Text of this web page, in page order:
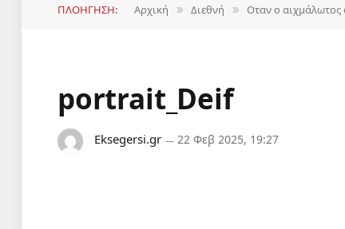
ΠΛΟΗΓΗΣΗ: Αρχική » Διεθνή » Oταν ο
portrait_Deif
Eksegersi.gr 22 Φεβ 2025, 19:27